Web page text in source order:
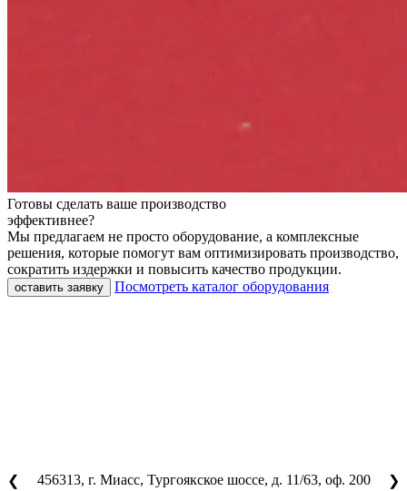
Готовы сделать ваше производство
эффективнее?
Мы предлагаем не просто оборудование, а комплексные
решения, которые помогут вам оптимизировать производство,
сократить издержки и повысить качество продукции.
оставить заявку Посмотреть каталог оборудования
❮ 456313, г. Миасс, Тургоякское шоссе, д. 11/63, оф. 200 ❯